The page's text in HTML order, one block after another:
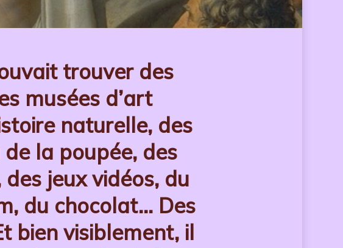
trouver des
musées d’art
naturelle, des
la poupée, des
jeux vidéos, du
du chocolat… Des
bien visiblement, il